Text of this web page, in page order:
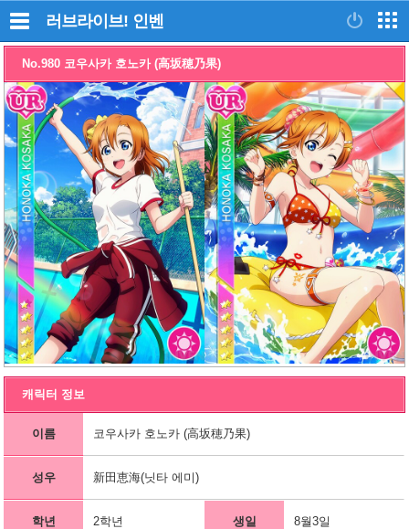
러브라이브! 인벤
No.980 코우사카 호노카 (高坂穂乃果)
캐릭터 정보
이름 코우사카 호노카 (高坂穂乃果)
성우 新田恵海(닛타 에미)
학년 2학년 생일 8월3일